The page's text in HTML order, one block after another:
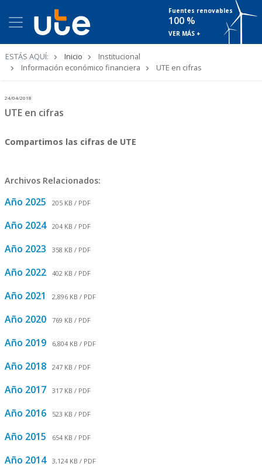
Fuentes renovables
100 %
VER MÁS +
ESTÁS AQUÍ: Inicio
Institucional
Información económico financiera
UTE en cifras
24/04/2018
UTE en cifras
Compartimos las cifras de UTE
Archivos Relacionados:
Año 2025 205 KB / PDF
Año 2024 204 KB / PDF
Año 2023 358 KB / PDF
Año 2022 402 KB / PDF
Año 2021 2,896 KB / PDF
Año 2020 769 KB / PDF
Año 2019 6,804 KB / PDF
Año 2018 247 KB / PDF
Año 2017 317 KB / PDF
Año 2016 523 KB / PDF
Año 2015 654 KB / PDF
Año 2014 3,124 KB / PDF